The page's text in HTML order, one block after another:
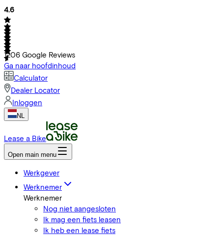
4.6
1206 Google Reviews
Ga naar hoofdinhoud
Calculator
Dealer Locator
Inloggen
NL
Lease a Bike
Open main menu
Werkgever
Werknemer
Werknemer
Nog niet aangesloten
Ik mag een fiets leasen
Ik heb een lease fiets